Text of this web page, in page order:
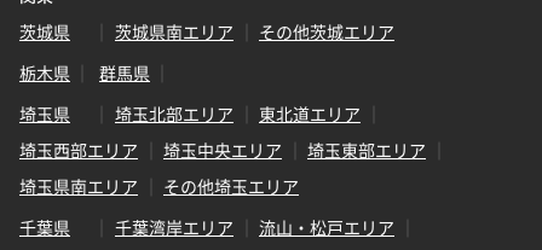
茨城県
茨城県南エリア
その他茨城エリア
栃木県
群馬県
埼玉県
埼玉北部エリア
東北道エリア
埼玉西部エリア
埼玉中央エリア
埼玉東部エリア
埼玉県南エリア
その他埼玉エリア
千葉県
千葉湾岸エリア
流山・松戸エリア